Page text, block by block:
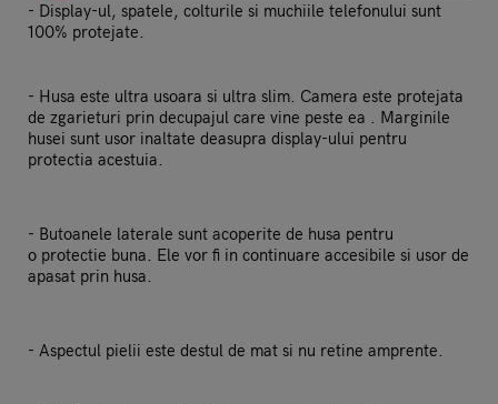
- Display-ul, spatele, colturile si muchiile telefonului sunt
100% protejate.
- Husa este ultra usoara si ultra slim. Camera este protejata
de zgarieturi prin decupajul care vine peste ea . Marginile
husei sunt usor inaltate deasupra display-ului pentru
protectia acestuia.
- Butoanele laterale sunt acoperite de husa pentru
o protectie buna. Ele vor fi in continuare accesibile si usor de
apasat prin husa.
- Aspectul pielii este destul de mat si nu retine amprente.